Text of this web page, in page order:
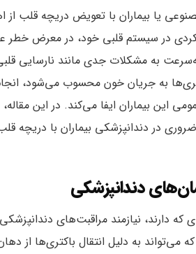
یا بیماران با تعویض دریچه قلب از
در سیستم قلبی خود، در معرض
به‌سرعت به مشکلات جدی مانند نارسایی
به جریان خون محسوب می‌شود،
بیماران ایفا می‌کند. در این مقاله،
در دندانپزشکی بیماران با دریچه
دندانپزشکی
که دارند، نیازمند مراقبت‌های
می‌تواند به دلیل انتقال باکتری‌ها از